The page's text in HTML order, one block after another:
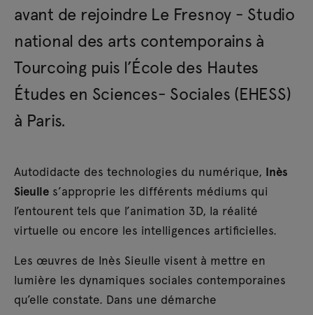
avant de rejoindre Le Fresnoy - Studio
national des arts contemporains à
Tourcoing puis l’École des Hautes
Études en Sciences- Sociales (EHESS)
à Paris.
Autodidacte des technologies du numérique, Inès
Sieulle s’approprie les différents médiums qui
l’entourent tels que l’animation 3D, la réalité
virtuelle ou encore les intelligences artificielles.
Les œuvres de Inès Sieulle visent à mettre en
lumière les dynamiques sociales contemporaines
qu’elle constate. Dans une démarche